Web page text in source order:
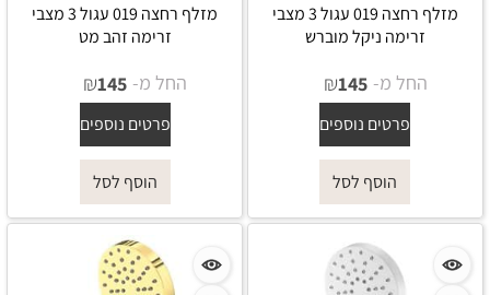
מזלף רחצה 019 עגול 3 מצבי
זרימה ניקל מוברש
החל מ- ₪145
פרטים נוספים
הוסף לסל
מזלף רחצה 019 עגול 3 מצבי
זרימה זהב מט
החל מ- ₪145
פרטים נוספים
הוסף לסל